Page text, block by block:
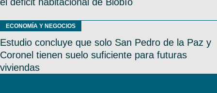
ECONOMÍA Y NEGOCIOS
Estudio concluye que solo San Pedro de la Paz y
Coronel tienen suelo suficiente para futuras
viviendas